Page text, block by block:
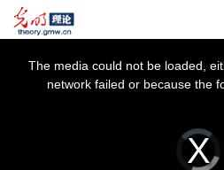
Video
Player
loading.
The media could not be loaded,
network failed or because the